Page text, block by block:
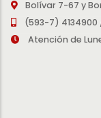
Bolívar 7-67 y
(593-7) 4134900
Atención de